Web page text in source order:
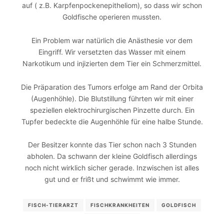
auf ( z.B. Karpfenpockenepitheliom), so dass wir schon
Goldfische operieren mussten.
Ein Problem war natürlich die Anästhesie vor dem
Eingriff. Wir versetzten das Wasser mit einem
Narkotikum und injizierten dem Tier ein Schmerzmittel.
Die Präparation des Tumors erfolge am Rand der Orbita
(Augenhöhle). Die Blutstillung führten wir mit einer
speziellen elektrochirurgischen Pinzette durch. Ein
Tupfer bedeckte die Augenhöhle für eine halbe Stunde.
Der Besitzer konnte das Tier schon nach 3 Stunden
abholen. Da schwann der kleine Goldfisch allerdings
noch nicht wirklich sicher gerade. Inzwischen ist alles
gut und er frißt und schwimmt wie immer.
FISCH-TIERARZT FISCHKRANKHEITEN GOLDFISCH